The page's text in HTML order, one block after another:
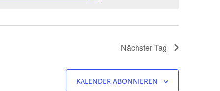
Nächster Tag
KALENDER ABONNIEREN